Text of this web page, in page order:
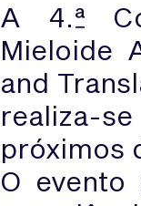
A 4.ª
Mieloide
and
realiza-
próximos
O evento